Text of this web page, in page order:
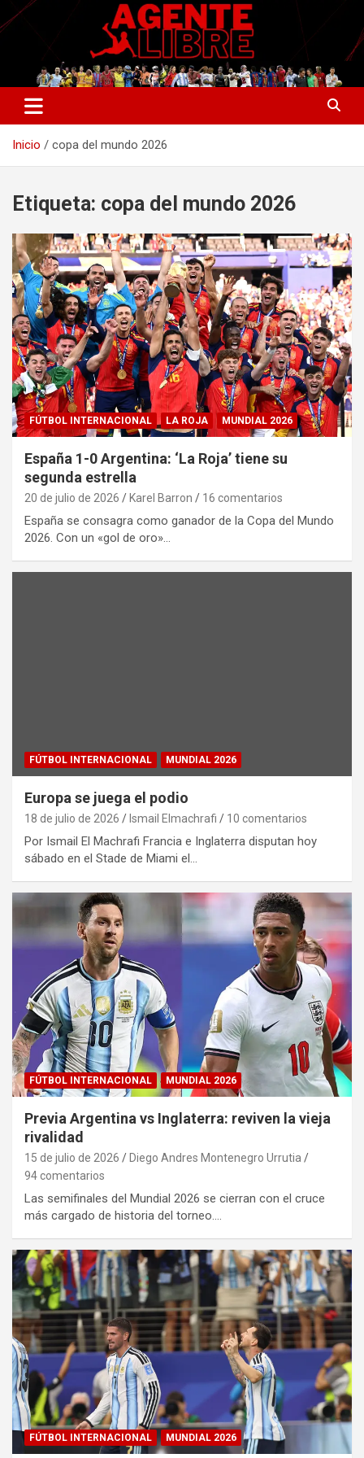
Saltar
al
Agente Libre Digital
La nueva generación del periodismo deportivo.
Inicio copa del mundo 2026
Etiqueta: copa del mundo 2026
FÚTBOL INTERNACIONAL LA ROJA MUNDIAL 2026
España 1-0 Argentina: ‘La Roja’ tiene su
segunda estrella
20 de julio de 2026 Karel Barron 16 comentarios
España se consagra como ganador de la Copa del Mundo
2026. Con un «gol de oro»…
FÚTBOL INTERNACIONAL MUNDIAL 2026
Europa se juega el podio
18 de julio de 2026 Ismail Elmachrafi 10 comentarios
Por Ismail El Machrafi Francia e Inglaterra disputan hoy
sábado en el Stade de Miami el…
FÚTBOL INTERNACIONAL MUNDIAL 2026
Previa Argentina vs Inglaterra: reviven la vieja
rivalidad
15 de julio de 2026
Diego Andres Montenegro Urrutia
94 comentarios
Las semifinales del Mundial 2026 se cierran con el cruce
más cargado de historia del torneo.…
FÚTBOL INTERNACIONAL MUNDIAL 2026